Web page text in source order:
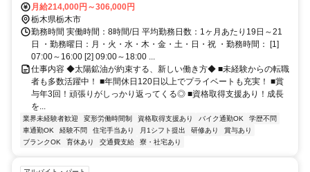
企業◆資格取得支援もあり！未経験者からでも主任・店長にキャリアア
ップ可能◆国内TOPクラスの社宅制度
月給214,000円～306,000円
栃木県栃木市
勤務時間 実働時間：8時間/日 平均勤務日数：1ヶ月あたり19日～21
日 ・勤務曜日：月・火・水・木・金・土・日・祝 ・勤務時間： [1]
07:00～16:00 [2] 09:00～18:00 ...
仕事内容 ◆太陽鉱油が約束する、新しい働き方◆ ■未経験からの転職
者も多数活躍中！ ■年間休日120日以上でプライベートも充実！ ■賞
与年3回！頑張りがしっかり返ってくる◎ ■資格取得支援あり！成長
を...
業界未経験者歓迎 変形労働時間制 資格取得支援あり バイク通勤OK
学歴不問
車通勤OK
経験不問 住宅手当あり 月1シフト提出 研修あり
賞与あり
ブランクOK
育休あり 交通費支給 寮・社宅あり